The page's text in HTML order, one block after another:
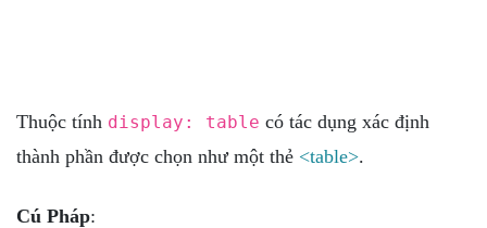
Thuộc tính display: table có tác dụng xác định
thành phần được chọn như một thẻ <table>.
Cú Pháp: